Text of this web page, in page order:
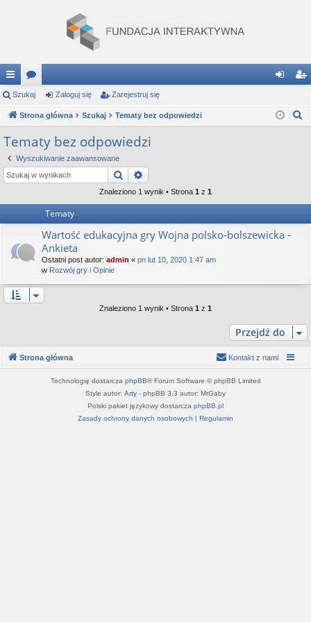
ię
ce
j
…
or
a og ej
Szukaj Zaloguj się Zarejestruj się
Strona główna Szukaj Tematy bez odpowiedzi
Tematy bez odpowiedzi
Wyszukiwanie zaawansowane
Szukaj
Znaleziono 1 wynik • Strona 1 z 1
Tematy
Wartość edukacyjna gry Wojna polsko-bolszewicka -
Ankieta
Ostatni post autor: admin « pn lut 10, 2020 1:47 am
w Rozwój gry i Opinie
Znaleziono 1 wynik • Strona 1 z 1
Przejdź do
Strona główna Kontakt z nami
Technologię dostarcza phpBB® Forum Software © phpBB Limited
Style autor: Arty - phpBB 3.3 autor: MrGaby
Polski pakiet językowy dostarcza phpBB.pl
Zasady ochrony danych osobowych | Regulamin